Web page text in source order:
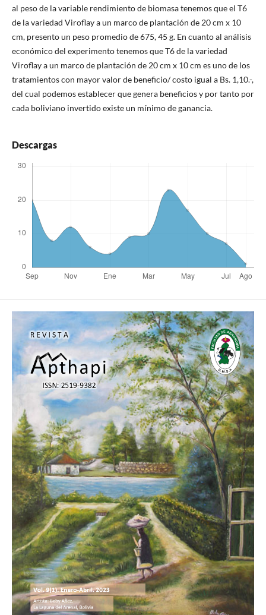
al peso de la variable rendimiento de biomasa tenemos que el T6
de la variedad Viroflay a un marco de plantación de 20 cm x 10
cm, presento un peso promedio de 675, 45 g. En cuanto al análisis
económico del experimento tenemos que T6 de la variedad
Viroflay a un marco de plantación de 20 cm x 10 cm es uno de los
tratamientos con mayor valor de beneficio/ costo igual a Bs. 1,10.-,
del cual podemos establecer que genera beneficios y por tanto por
cada boliviano invertido existe un mínimo de ganancia.
Descargas